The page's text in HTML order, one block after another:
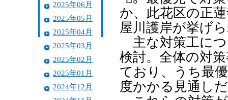
2025年06月
2025年05月
2025年04月
2025年03月
2025年02月
2025年01月
2024年12月
か、此花区の正
屋川護岸が挙げ
主な対策工につ
検討。全体の対
ており、うち最
度かかる見通し